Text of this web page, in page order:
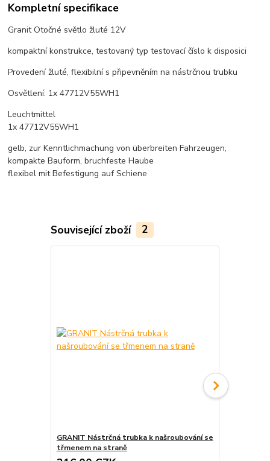
Kompletní specifikace
Granit Otočné světlo žluté 12V
kompaktní konstrukce, testovaný typ testovací číslo k disposici
Provedení žluté, flexibilní s připevněním na nástrčnou trubku
Osvětlení: 1x 47712V55WH1
Leuchtmittel
1x 47712V55WH1
gelb, zur Kenntlichmachung von überbreiten Fahrzeugen,
kompakte Bauform, bruchfeste Haube
flexibel mit Befestigung auf Schiene
Související zboží 2
GRANIT Nástrčná trubka k našroubování se
třmenem na straně